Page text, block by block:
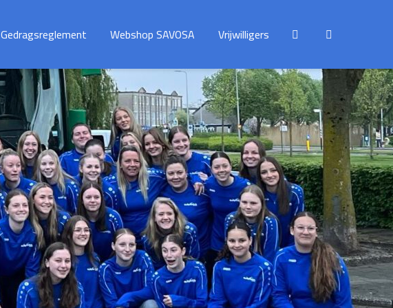
Gedragsreglement Webshop SAVOSA Vrijwilligers